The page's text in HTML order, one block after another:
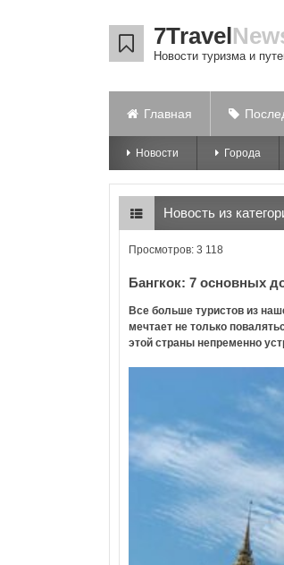
7Travel
Новости туризма и
Главная
Новости Города
Новость из
Просмотров: 3 118
Бангкок: 7 основных
Все больше туристов из
мечтает не только
этой страны непременно